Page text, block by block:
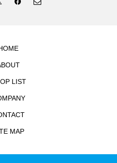
LIST
MAP